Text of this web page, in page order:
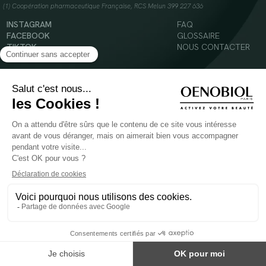
(1) Coopération pharmaceutique Française, RCS Melun 399 227 636
INSTAGRAM
FACEBOOK
TIKTOK
YOUTUBE
FAQ
GLOSSAIRE
NOUS CONTACTER
© 2024 Oenobiol Paris
Mentions légales
Politique en matière de cookies
POUR VOTRE SANTÉ, MANGEZ AU MOINS CINQ FRUITS ET LÉGUMES PAR JOUR -
Les complément alimentaires doivent être utilisés dans le cadre d'un mode de vie sain et
ne pas être utilisés comme substituts d'un régimes alimentaire varié et équilibré.